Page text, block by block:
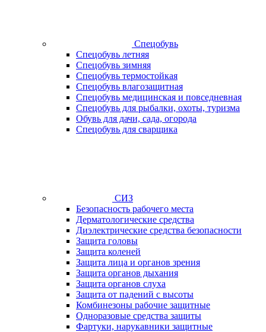
Спецобувь
Спецобувь летняя
Спецобувь зимняя
Спецобувь термостойкая
Спецобувь влагозащитная
Спецобувь медицинская и повседневная
Спецобувь для рыбалки, охоты, туризма
Обувь для дачи, сада, огорода
Спецобувь для сварщика
СИЗ
Безопасность рабочего места
Дерматологические средства
Диэлектрические средства безопасности
Защита головы
Защита коленей
Защита лица и органов зрения
Защита органов дыхания
Защита органов слуха
Защита от падений с высоты
Комбинезоны рабочие защитные
Одноразовые средства защиты
Фартуки, нарукавники защитные